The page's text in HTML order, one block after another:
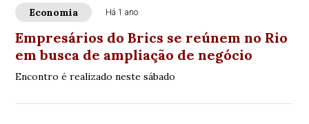
Economia Há 1 ano
Empresários do Brics se reúnem no Rio
em busca de ampliação de negócio
Encontro é realizado neste sábado